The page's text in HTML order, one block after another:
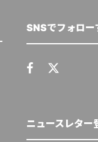
SNSでフォロー
ニュースレター